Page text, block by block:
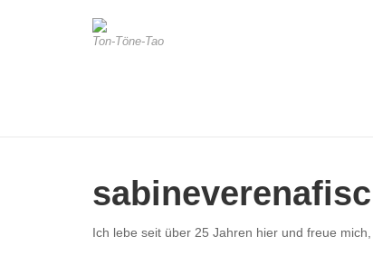
Ton-Töne-Tao
Ich lebe seit über 25 Jahren hier und freue